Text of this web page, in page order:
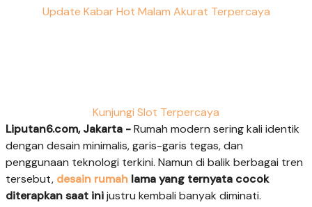
Update Kabar Hot Malam Akurat Terpercaya
Kunjungi Slot Terpercaya
Liputan6.com, Jakarta -Rumah modern sering kali identik
dengan desain minimalis, garis-garis tegas, dan
penggunaan teknologi terkini. Namun di balik berbagai tren
tersebut, desain rumah lama yang ternyata cocok
diterapkan saat inijustru kembali banyak diminati.